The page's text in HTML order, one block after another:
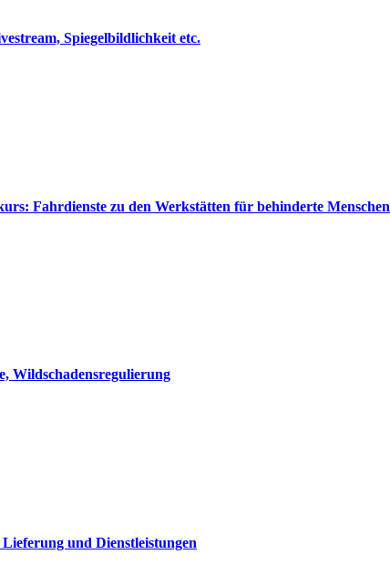
Spiegelbildlichkeit etc.
Fahrdienste zu den Werkstätten für behinderte Menschen
Wildschadensregulierung
und Dienstleistungen